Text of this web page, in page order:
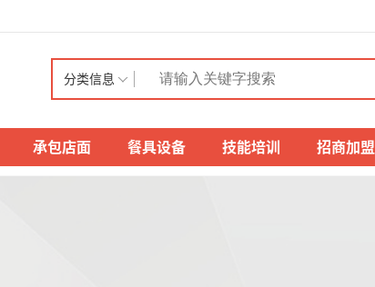
分类信息
承包店面 餐具设备 技能培训 招商加盟